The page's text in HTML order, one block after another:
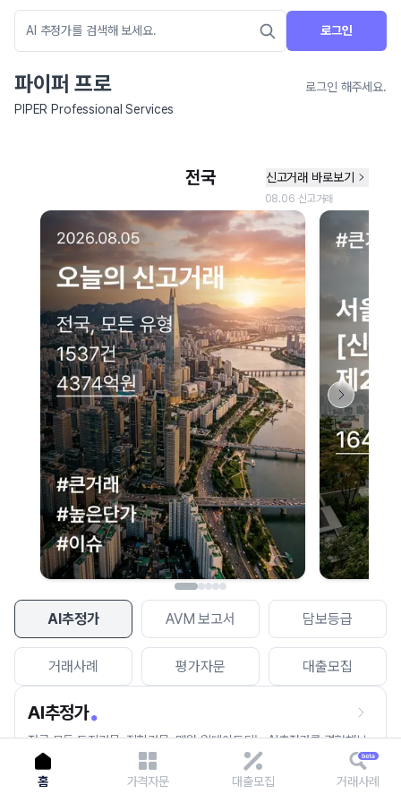
로그인
파이퍼 프로
로그인 해주세요.
PIPER Professional Services
AI추정가 AVM 보고서 담보등급
거래사례 평가자문 대출모집
AI추정가
전국 모든 토지건물, 집합건물, 매월 업데이트되는 AI추정가를 경험해보
세요.
네이버 지도 연결 안내
현재 네이버 지도 연결이 원활하지 않아 지도를 불러올 수 없습니다.
이용에 불편을 드려 죄송합니다.
다시 시도
홈 가격자문 대출모집 거래사례